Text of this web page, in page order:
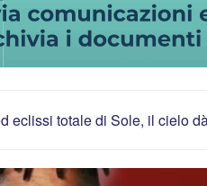
eclissi totale di Sole, il cielo